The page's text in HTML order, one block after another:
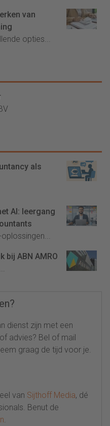
van
opties...
als
AI: leergang
bij ABN AMRO
dienst zijn met een
advies? Bel of mail
graag de tijd voor je.
van Sijthoff Media, dé
Benut de